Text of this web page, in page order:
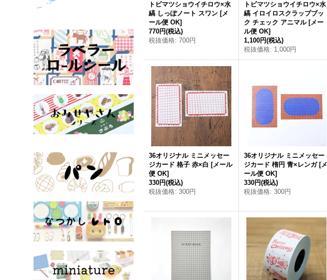
トビマツショウイチロウ×水
縞 しっぽノート スワン [メ
ール便 OK]
770円(税込)
税抜価格: 700円
トビマツショウイチロウ×水
縞 イロイロスクラップブッ
ク チェック アニマル [メー
ル便 OK]
1,100円(税込)
税抜価格: 1,000円
36オリジナル ミニメッセー
ジカード 格子 赤×白 [メール
便 OK]
330円(税込)
税抜価格: 300円
36オリジナル ミニメッセー
ジカード 楕円 青×レンガ [メ
ール便 OK]
330円(税込)
税抜価格: 300円